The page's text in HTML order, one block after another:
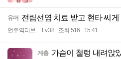
유머 전립선염 치료 받고 현타 씨게
언주역러브 Lv.38 조회 516 15:41
계층 가슴이 철렁 내려앉